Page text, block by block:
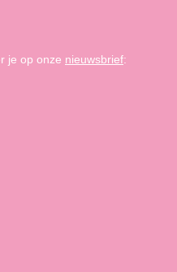
je op onze nieuwsbrief: